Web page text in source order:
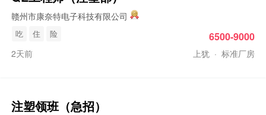
赣州市康奈特电子科技有限公司
吃 住 险
2天前 上犹 · 标准厂房
6500-9000
注塑领班（急招）